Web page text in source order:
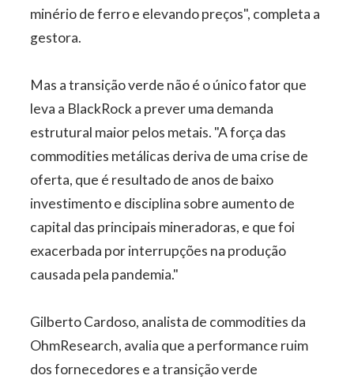
minério de ferro e elevando preços", completa a
gestora.
Mas a transição verde não é o único fator que
leva a BlackRock a prever uma demanda
estrutural maior pelos metais. "A força das
commodities metálicas deriva de uma crise de
oferta, que é resultado de anos de baixo
investimento e disciplina sobre aumento de
capital das principais mineradoras, e que foi
exacerbada por interrupções na produção
causada pela pandemia."
Gilberto Cardoso, analista de commodities da
OhmResearch, avalia que a performance ruim
dos fornecedores e a transição verde